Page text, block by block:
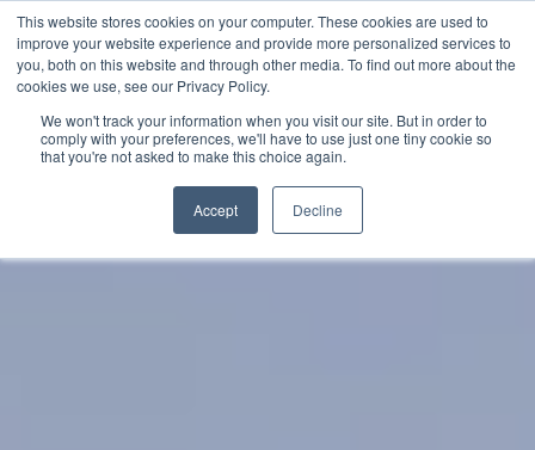
This website stores cookies on your computer. These cookies are used to
improve your website experience and provide more personalized services to
you, both on this website and through other media. To find out more about the
cookies we use, see our Privacy Policy.
We won't track your information when you visit our site. But in order to
comply with your preferences, we'll have to use just one tiny cookie so
that you're not asked to make this choice again.
Accept Decline